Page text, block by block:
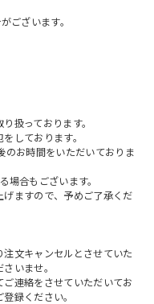
ございます。
扱っております。
しております。
のお時間をいただいておりま
場合もございます。
ますので、予めご了承くだ
注文キャンセルとさせていた
いませ。
連絡をさせていただいてお
録ください。